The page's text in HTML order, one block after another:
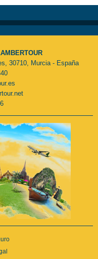
30710, Murcia - España